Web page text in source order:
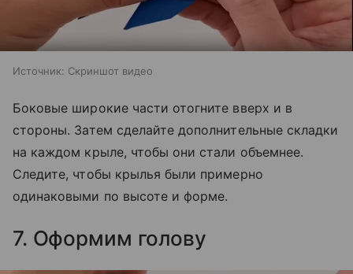
Источник: Скриншот видео
Боковые широкие части отогните вверх и в
стороны. Затем сделайте дополнительные складки
на каждом крыле, чтобы они стали объемнее.
Следите, чтобы крылья были примерно
одинаковыми по высоте и форме.
7. Оформим голову